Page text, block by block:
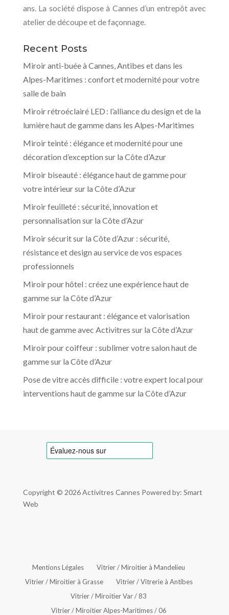
ans. La société dispose à Cannes d’un entrepôt avec
atelier de découpe et de façonnage.
Recent Posts
Miroir anti-buée à Cannes, Antibes et dans les
Alpes-Maritimes : confort et modernité pour votre
salle de bain
Miroir rétroéclairé LED : l’alliance du design et de la
lumière haut de gamme dans les Alpes-Maritimes
Miroir teinté : élégance et modernité pour une
décoration d’exception sur la Côte d’Azur
Miroir biseauté : élégance haut de gamme pour
votre intérieur sur la Côte d’Azur
Miroir feuilleté : sécurité, innovation et
personnalisation sur la Côte d’Azur
Miroir sécurit sur la Côte d’Azur : sécurité,
résistance et design au service de vos espaces
professionnels
Miroir pour hôtel : créez une expérience haut de
gamme sur la Côte d’Azur
Miroir pour restaurant : élégance et valorisation
haut de gamme avec Activitres sur la Côte d’Azur
Miroir pour coiffeur : sublimer votre salon haut de
gamme sur la Côte d’Azur
Pose de vitre accès difficile : votre expert local pour
interventions haut de gamme sur la Côte d’Azur
Copyright © 2026Activitres Cannes Powered by: Smart
Web
Mentions Légales
Vitrier / Miroitier à Mandelieu
Vitrier / Miroitier à Grasse
Vitrier / Vitrerie à Antibes
Vitrier / Miroitier Var / 83
Vitrier / Miroitier Alpes-Maritimes / 06